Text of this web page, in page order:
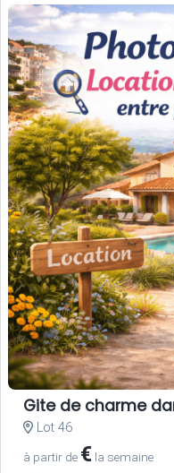
Gite de charme
Lot 46
à partir de € la semaine